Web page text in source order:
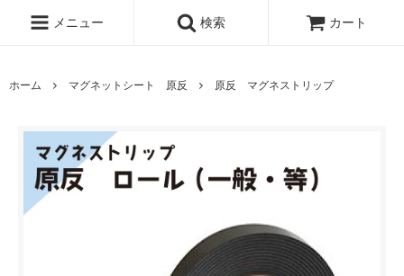
メニュー 検索 カート
ホーム マグネットシート 原反 原反 マグネストリップ